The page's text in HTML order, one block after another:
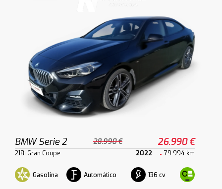
BMW Serie 2 28.990 € 26.990 €
218i Gran Coupe 2022 79.994 km
Gasolina Automático 136 cv